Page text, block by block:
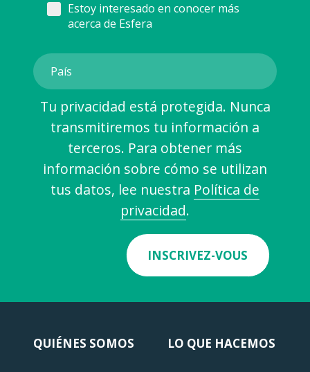
Estoy interesado en conocer más
acerca de Esfera
Tu privacidad está protegida. Nunca
transmitiremos tu información a
terceros. Para obtener más
información sobre cómo se utilizan
tus datos, lee nuestra Política de
privacidad.
INSCRIVEZ-VOUS
QUIÉNES SOMOS LO QUE HACEMOS